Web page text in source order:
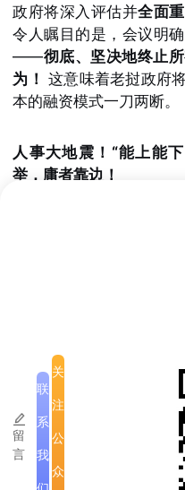
政府将深入评估并全面
令人瞩目的是，会议明
——彻底、坚决地终止
为！ 这意味着老挝政府
本的融资模式一刀两断。
人事大地震！“能上能
举，庸者靠边！
将老挝财政系统打造成
这次会议释放出的信号
沉舟的决心，对国家财
革！
留
言
联
系
我
关
注
公
众